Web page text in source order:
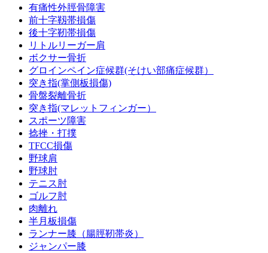
有痛性外脛骨障害
前十字靱帯損傷
後十字靭帯損傷
リトルリーガー肩
ボクサー骨折
グロインペイン症候群(そけい部痛症候群）
突き指(掌側板損傷)
骨盤裂離骨折
突き指(マレットフィンガー）
スポーツ障害
捻挫・打撲
TFCC損傷
野球肩
野球肘
テニス肘
ゴルフ肘
肉離れ
半月板損傷
ランナー膝（腸脛靭帯炎）
ジャンパー膝